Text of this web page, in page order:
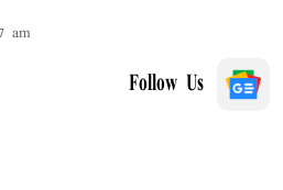
am
Follow Us